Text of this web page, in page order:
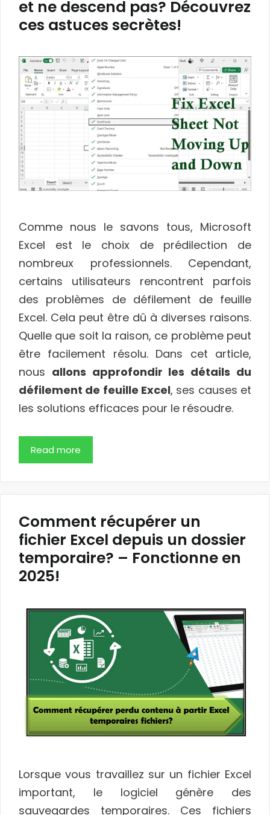
et ne descend pas? Découvrez
ces astuces secrètes!
Comme nous le savons tous, Microsoft
Excel est le choix de prédilection de
nombreux professionnels. Cependant,
certains utilisateurs rencontrent parfois
des problèmes de défilement de feuille
Excel. Cela peut être dû à diverses raisons.
Quelle que soit la raison, ce problème peut
être facilement résolu. Dans cet article,
nous allons approfondir les détails du
défilement de feuille Excel, ses causes et
les solutions efficaces pour le résoudre.
Read more
Comment récupérer un
fichier Excel depuis un dossier
temporaire? – Fonctionne en
2025!
Lorsque vous travaillez sur un fichier Excel
important, le logiciel génère des
sauvegardes temporaires. Ces fichiers